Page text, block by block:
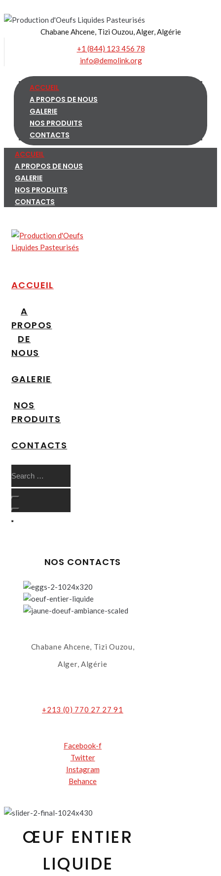
to
Chabane Ahcene, Tizi Ouzou, Alger, Algérie
+1 (844) 123 456 78
info@demolink.org
ACCUEIL
A PROPOS DE NOUS
GALERIE
NOS PRODUITS
CONTACTS
ACCUEIL
A PROPOS DE NOUS
GALERIE
NOS PRODUITS
CONTACTS
ACCUEIL
A
PROPOS
DE
NOUS
GALERIE
NOS
PRODUITS
CONTACTS
NOS CONTACTS
Chabane Ahcene, Tizi Ouzou,
Alger, Algérie
+213 (0) 770 27 27 91
Facebook-f
Twitter
Instagram
Behance
ŒUF ENTIER
LIQUIDE